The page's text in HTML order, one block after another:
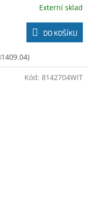
Externí sklad
DO KOŠÍKU
Kód: 8142704WIT